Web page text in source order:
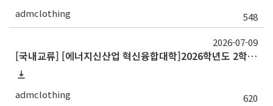
admclothing 548
[국내교류] [에너지신산업 혁신융합대학]2026학년도 2학기 교류 수학 안내(강원대)_에너지신산업분야(~7/15)_1번파일 재수정
admclothing 620
2026-07-09